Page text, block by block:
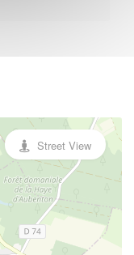
Street View